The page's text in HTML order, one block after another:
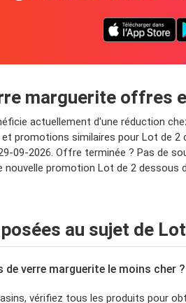
marguerite offres
actuellement d'une réduction
promotions similaires pour Lot de 2
09-2026. Offre terminée ? Pas de
promotion Lot de 2 dessous
au sujet de
verre marguerite le moins cher ?
vérifiez tous les produits pour